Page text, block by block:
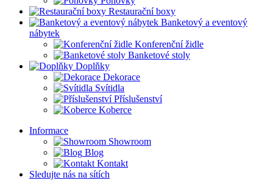
Restaurační boxy
Banketový a eventový
nábytek
Konferenční židle
Banketové stoly
Doplňky
Dekorace
Svítidla
Příslušenství
Koberce
Informace
Showroom
Blog
Kontakt
Sledujte nás na sítích